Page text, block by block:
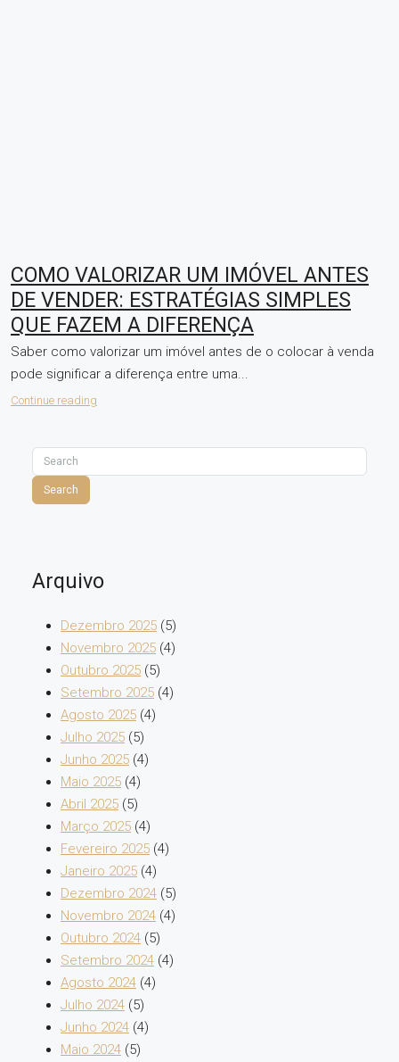
COMO VALORIZAR UM IMÓVEL ANTES
DE VENDER: ESTRATÉGIAS SIMPLES
QUE FAZEM A DIFERENÇA
Saber como valorizar um imóvel antes de o colocar à venda
pode significar a diferença entre uma...
Continue reading
Search
Arquivo
Dezembro 2025 (5)
Novembro 2025 (4)
Outubro 2025 (5)
Setembro 2025 (4)
Agosto 2025 (4)
Julho 2025 (5)
Junho 2025 (4)
Maio 2025 (4)
Abril 2025 (5)
Março 2025 (4)
Fevereiro 2025 (4)
Janeiro 2025 (4)
Dezembro 2024 (5)
Novembro 2024 (4)
Outubro 2024 (5)
Setembro 2024 (4)
Agosto 2024 (4)
Julho 2024 (5)
Junho 2024 (4)
Maio 2024 (5)